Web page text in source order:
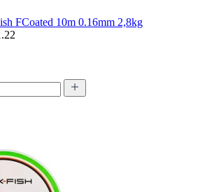
FCoated 10m 0.16mm 2,8kg